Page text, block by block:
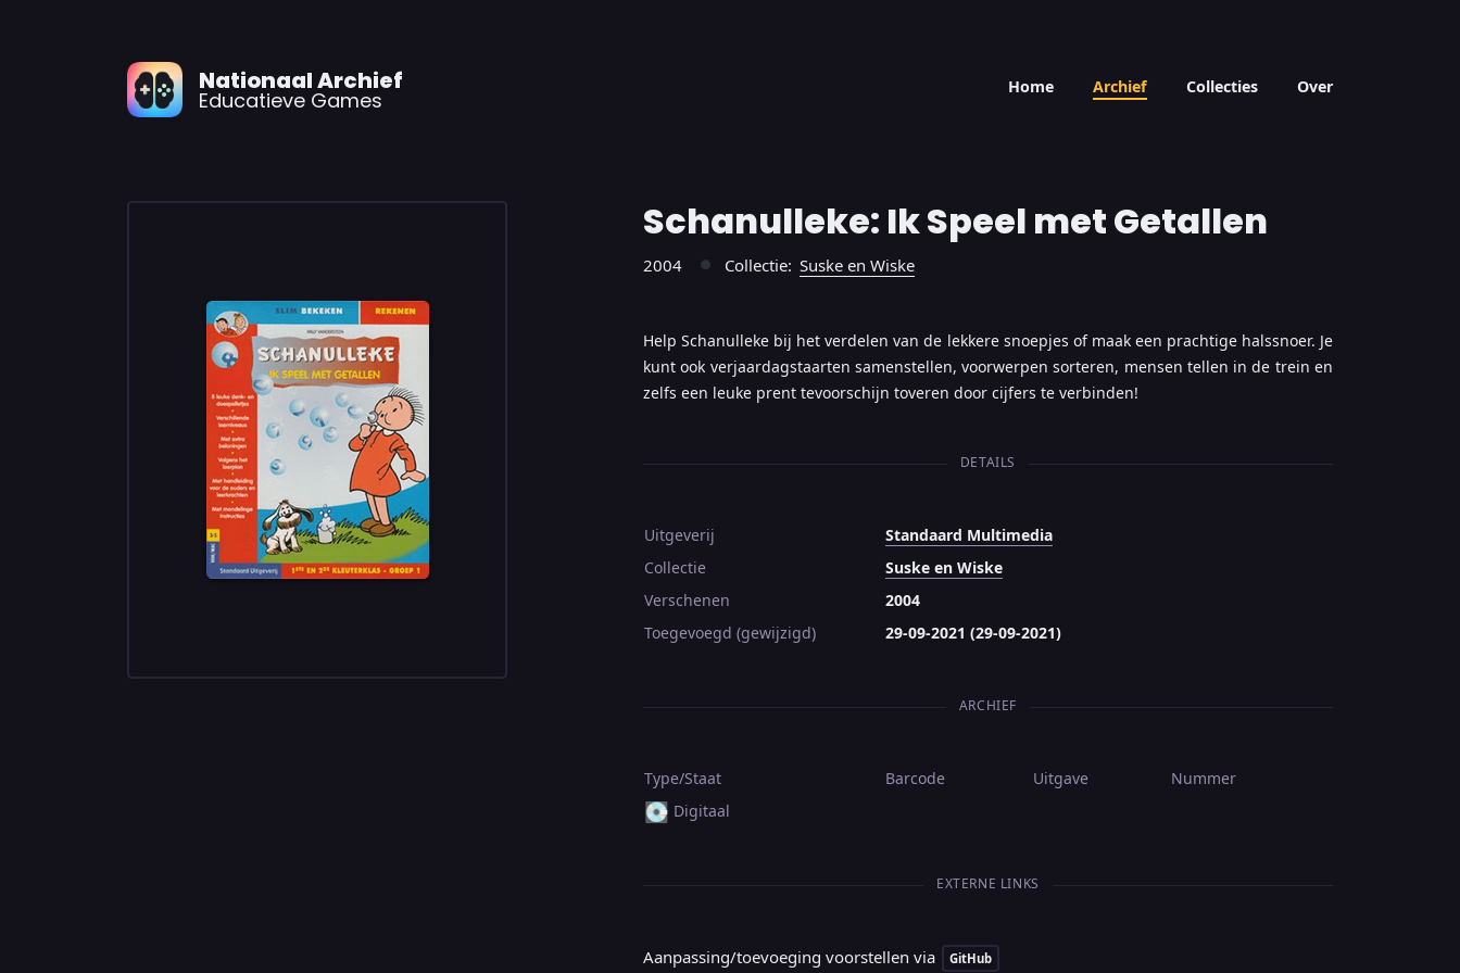
Nationaal Archief
Educatieve Games
Home Archief Collecties Over
Schanulleke: Ik Speel met Getallen
2004 ● Collectie: Suske en Wiske
Help Schanulleke bij het verdelen van de lekkere snoepjes of maak een prachtige halssnoer. Je
kunt ook verjaardagstaarten samenstellen, voorwerpen sorteren, mensen tellen in de trein en
zelfs een leuke prent tevoorschijn toveren door cijfers te verbinden!
DETAILS
Uitgeverij
Standaard Multimedia
Collectie
Suske en Wiske
Verschenen
2004
Toegevoegd (gewijzigd)
29-09-2021 (29-09-2021)
ARCHIEF
Type/Staat Barcode Uitgave Nummer
💽 Digitaal
EXTERNE LINKS
Aanpassing/toevoeging voorstellen via GitHub